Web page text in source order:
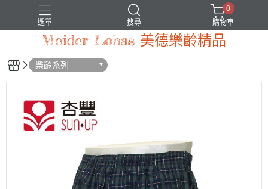
選單 搜尋
0
購物車
Meider Lohas 美德樂齡精品
樂齡系列